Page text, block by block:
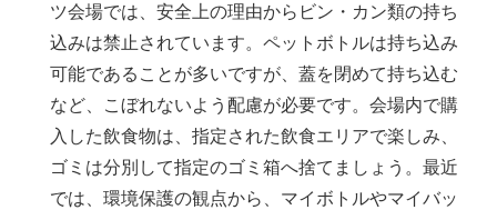
ツ会場では、安全上の理由からビン・カン類の持ち
込みは禁止されています。ペットボトルは持ち込み
可能であることが多いですが、蓋を閉めて持ち込む
など、こぼれないよう配慮が必要です。会場内で購
入した飲食物は、指定された飲食エリアで楽しみ、
ゴミは分別して指定のゴミ箱へ捨てましょう。最近
では、環境保護の観点から、マイボトルやマイバッ